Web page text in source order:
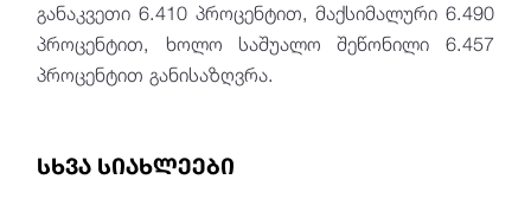
განაკვეთი 6.410 პროცენტით, მაქსიმალური 6.490
პროცენტით, ხოლო საშუალო შეწონილი 6.457
პროცენტით განისაზღვრა.
სხვა სიახლეები